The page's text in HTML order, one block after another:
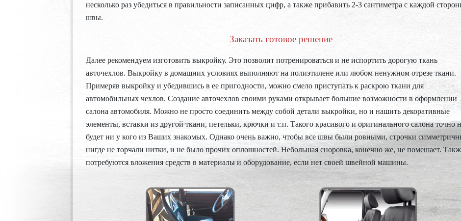
несколько раз убедиться в правильности записанных цифр, а также прибавить 2-3 сантиметра с каждой
швы.
Заказать готовое решение
Далее рекомендуем изготовить выкройку. Это позволит потренироваться и не испортить дорогую ткань
авточехлов. Выкройку в домашних условиях выполняют на полиэтилене или любом ненужном отрезе ткани.
Примеряв выкройку и убедившись в ее пригодности, можно смело приступать к раскрою ткани для
автомобильных чехлов. Создание авточехлов своими руками открывает большие возможности в оформлении
салона автомобиля. Можно не просто соединить между собой детали выкройки, но и нашить декоративные
элементы, вставки из другой ткани, петельки, крючки и т.п. Такого красивого и оригинального салона точно
будет ни у кого из Ваших знакомых. Однако очень важно, чтобы все швы были ровными, строчки
нигде не торчали нитки, и не было прочих оплошностей. Небольшая сноровка, конечно же, не помешает.
потребуются вложения средств в материалы и оборудование, если нет своей швейной машины.